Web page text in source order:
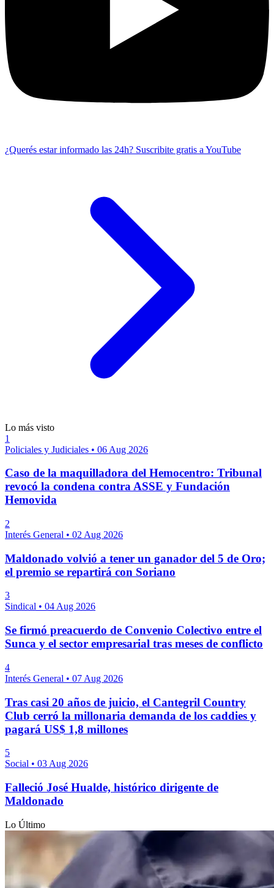
¿Querés estar informado las 24h? Suscribite gratis a YouTube
Lo más visto
1
Policiales y Judiciales • 06 Aug 2026
Caso de la maquilladora del Hemocentro: Tribunal
revocó la condena contra ASSE y Fundación
Hemovida
2
Interés General • 02 Aug 2026
Maldonado volvió a tener un ganador del 5 de Oro;
el premio se repartirá con Soriano
3
Sindical • 04 Aug 2026
Se firmó preacuerdo de Convenio Colectivo entre el
Sunca y el sector empresarial tras meses de conflicto
4
Interés General • 07 Aug 2026
Tras casi 20 años de juicio, el Cantegril Country
Club cerró la millonaria demanda de los caddies y
pagará US$ 1,8 millones
5
Social • 03 Aug 2026
Falleció José Hualde, histórico dirigente de
Maldonado
Lo Último